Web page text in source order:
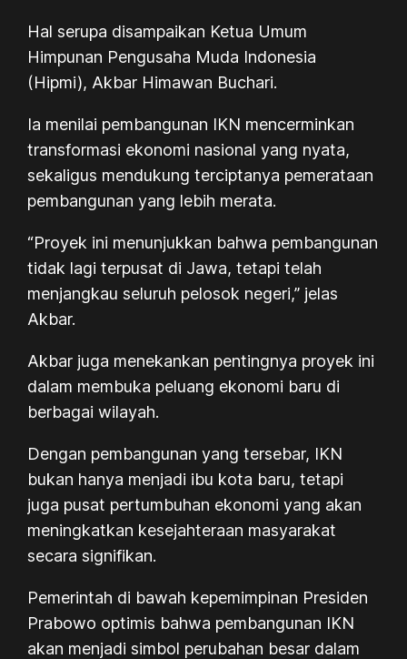
Hal serupa disampaikan Ketua Umum
Himpunan Pengusaha Muda Indonesia
(Hipmi), Akbar Himawan Buchari.
Ia menilai pembangunan IKN mencerminkan
transformasi ekonomi nasional yang nyata,
sekaligus mendukung terciptanya pemerataan
pembangunan yang lebih merata.
“Proyek ini menunjukkan bahwa pembangunan
tidak lagi terpusat di Jawa, tetapi telah
menjangkau seluruh pelosok negeri,” jelas
Akbar.
Akbar juga menekankan pentingnya proyek ini
dalam membuka peluang ekonomi baru di
berbagai wilayah.
Dengan pembangunan yang tersebar, IKN
bukan hanya menjadi ibu kota baru, tetapi
juga pusat pertumbuhan ekonomi yang akan
meningkatkan kesejahteraan masyarakat
secara signifikan.
Pemerintah di bawah kepemimpinan Presiden
Prabowo optimis bahwa pembangunan IKN
akan menjadi simbol perubahan besar dalam